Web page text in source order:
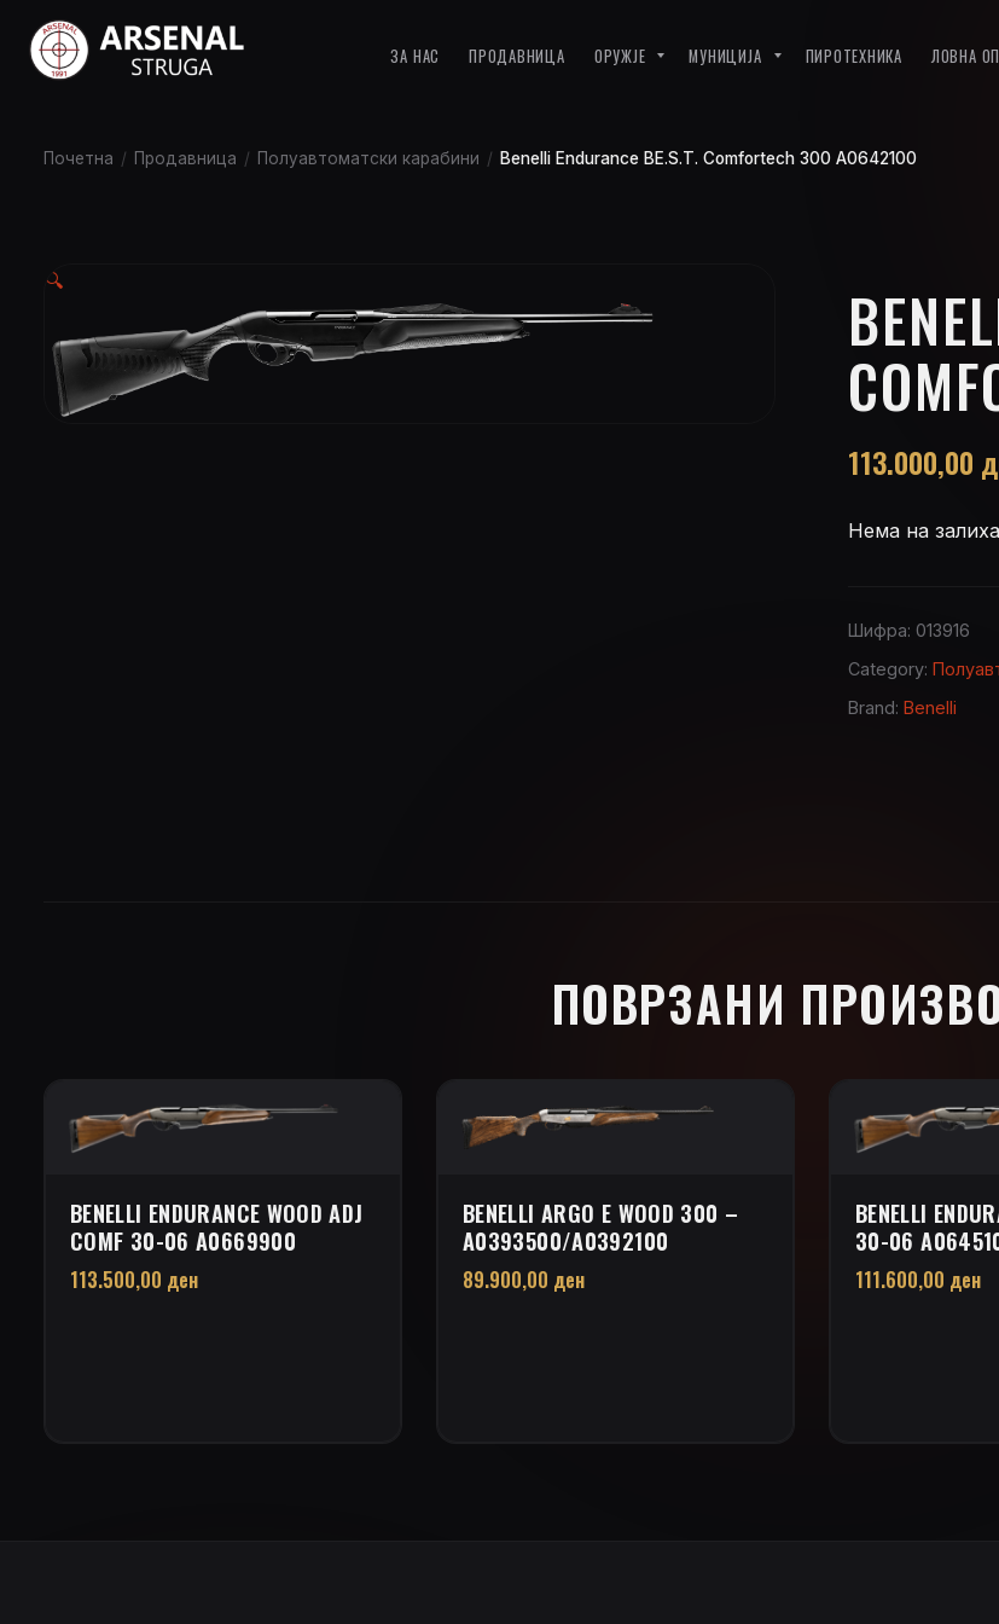
ЗА НАС ПРОДАВНИЦА ОРУЖЈЕ МУНИЦИЈА ПИРОТЕХНИКА ЛОВНА
Почетна / Продавница / Полуавтоматски карабини / Benelli Endurance BE.S.T. Comfortech 300 A0642100
🔍
113.000,00
Нема на залиха
Шифра: 013916
Category:
Brand: Benelli
ПОВРЗАНИ
BENELLI ENDURANCE WOOD ADJ
COMF 30-06 A0669900
113.500,00 ден
BENELLI ARGO E WOOD 300 –
A0393500/A0392100
89.900,00 ден
BENELLI
30-06
111.600,00 ден